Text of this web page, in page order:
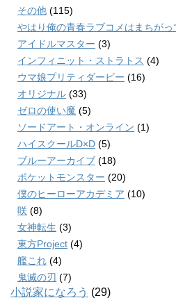
その他 (115)
やはり俺の青春ラブコメはまちがっ
アイドルマスター (3)
インフィニット・ストラトス (4)
ウマ娘プリティダービー (16)
オリジナル (33)
ゼロの使い魔 (5)
ソードアート・オンライン (1)
ハイスクールD×D (5)
ブルーアーカイブ (18)
ポケットモンスター (20)
僕のヒーローアカデミア (10)
咲 (8)
女神転生 (3)
東方Project (4)
艦これ (4)
鬼滅の刃 (7)
小説家になろう (29)